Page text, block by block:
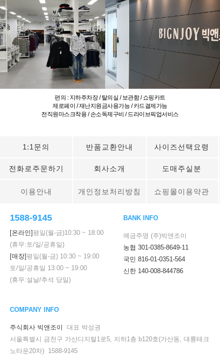
편의 : 지하주차장 / 탈의실 / 보관함 / 쇼핑카트
제로페이 / 재난지원금사용가능 / 카드결제가능
전직원마스크착용 / 손소독제구비 / 드라이브픽업서비스
1:1문의 반품교환안내 사이즈선택요령
전화로주문하기 회사소개 도매주실분
이용안내 개인정보처리방침 쇼핑몰이용약관
1588-9145
[온라인]평일(월-금)10:30 ~ 18:00
(휴무:토/일/공휴일)
[매장]평일(월-금) 10:30 ~ 19:00
토/일/공휴일 13:00 ~ 19:00
(휴무:설날/추석 당일)
BANK INFO
예금주명 (주)빅앤조이
농협 301-0385-8649-11
국민 816-01-0351-564
신한 140-008-844786
COMPANY INFO
주식회사 빅앤조이
대표 박성권
서울특별시 금천구 가산디지털1로5, 지하1층 b120호(가산동, 대륭테크
노타운20차) 1588-9145